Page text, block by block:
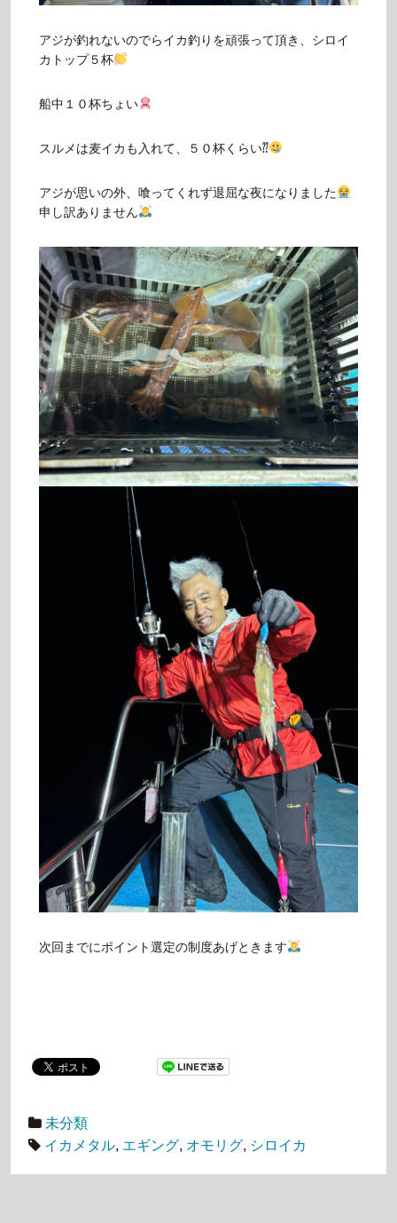
アジが釣れないのでらイカ釣りを頑張って頂き、シロイ
カトップ５杯
船中１０杯ちょい
スルメは麦イカも入れて、５０杯くらい⁇
アジが思いの外、喰ってくれず退屈な夜になりました
申し訳ありません
次回までにポイント選定の制度あげときます
未分類
イカメタル, エギング, オモリグ, シロイカ